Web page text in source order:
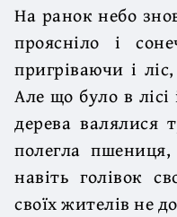
На ранок небо
проясніло і
пригріваючи і
Але що було в
дерева валялися
полегла
навіть голівок
своїх жителів не